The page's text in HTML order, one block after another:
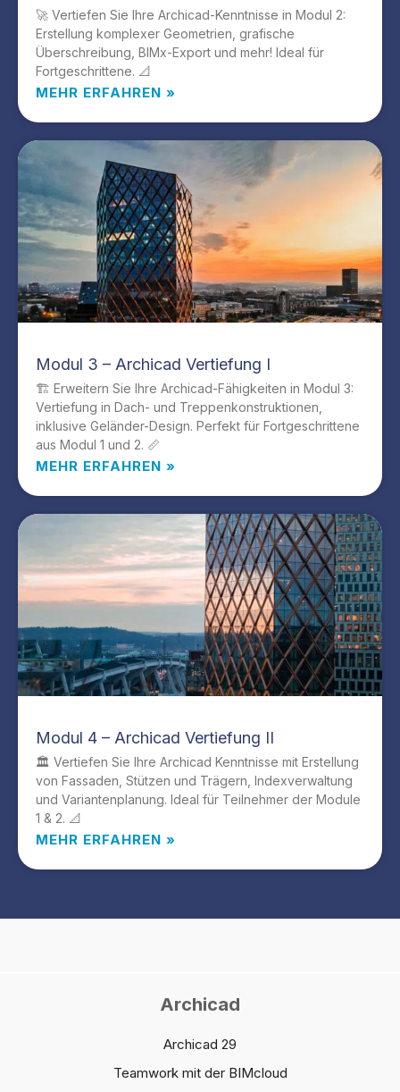
🚀 Vertiefen Sie Ihre Archicad-Kenntnisse in Modul 2:
Erstellung komplexer Geometrien, grafische
Überschreibung, BIMx-Export und mehr! Ideal für
Fortgeschrittene. 📐
MEHR ERFAHREN »
Modul 3 – Archicad Vertiefung I
🏗️ Erweitern Sie Ihre Archicad-Fähigkeiten in Modul 3:
Vertiefung in Dach- und Treppenkonstruktionen,
inklusive Geländer-Design. Perfekt für Fortgeschrittene
aus Modul 1 und 2. 📏
MEHR ERFAHREN »
Modul 4 – Archicad Vertiefung II
🏛️ Vertiefen Sie Ihre Archicad Kenntnisse mit Erstellung
von Fassaden, Stützen und Trägern, Indexverwaltung
und Variantenplanung. Ideal für Teilnehmer der Module
1 & 2. 📐
MEHR ERFAHREN »
Archicad
Archicad 29
Teamwork mit der BIMcloud